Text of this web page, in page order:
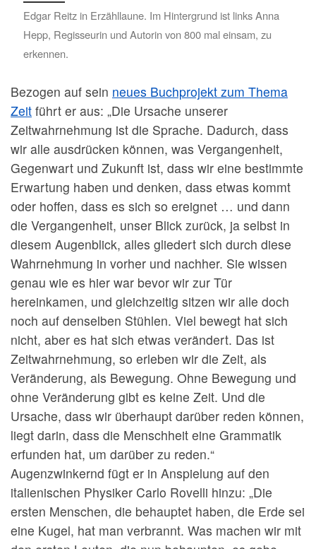
Edgar Reitz in Erzähllaune. Im Hintergrund ist links Anna
Hepp, Regisseurin und Autorin von 800 mal einsam, zu
erkennen.
Bezogen auf sein neues Buchprojekt zum Thema
Zeit führt er aus: „Die Ursache unserer
Zeitwahrnehmung ist die Sprache. Dadurch, dass
wir alle ausdrücken können, was Vergangenheit,
Gegenwart und Zukunft ist, dass wir eine bestimmte
Erwartung haben und denken, dass etwas kommt
oder hoffen, dass es sich so ereignet … und dann
die Vergangenheit, unser Blick zurück, ja selbst in
diesem Augenblick, alles gliedert sich durch diese
Wahrnehmung in vorher und nachher. Sie wissen
genau wie es hier war bevor wir zur Tür
hereinkamen, und gleichzeitig sitzen wir alle doch
noch auf denselben Stühlen. Viel bewegt hat sich
nicht, aber es hat sich etwas verändert. Das ist
Zeitwahrnehmung, so erleben wir die Zeit, als
Veränderung, als Bewegung. Ohne Bewegung und
ohne Veränderung gibt es keine Zeit. Und die
Ursache, dass wir überhaupt darüber reden können,
liegt darin, dass die Menschheit eine Grammatik
erfunden hat, um darüber zu reden.“
Augenzwinkernd fügt er in Anspielung auf den
italienischen Physiker Carlo Rovelli hinzu: „Die
ersten Menschen, die behauptet haben, die Erde sei
eine Kugel, hat man verbrannt. Was machen wir mit